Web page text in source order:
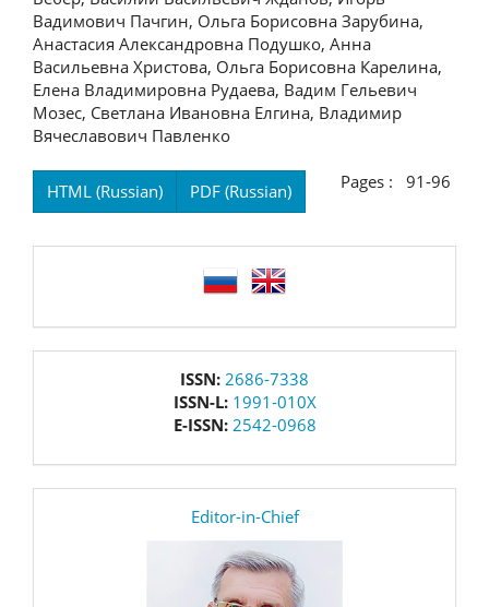
Вадимович Пачгин, Ольга Борисовна Зарубина,
Анастасия Александровна Подушко, Анна
Васильевна Христова, Ольга Борисовна Карелина,
Елена Владимировна Рудаева, Вадим Гельевич
Мозес, Светлана Ивановна Елгина, Владимир
Вячеславович Павленко
HTML (Russian) PDF (Russian) Pages : 91-96
ISSN: 2686-7338
ISSN-L: 1991-010X
E-ISSN: 2542-0968
Editor-in-Chief